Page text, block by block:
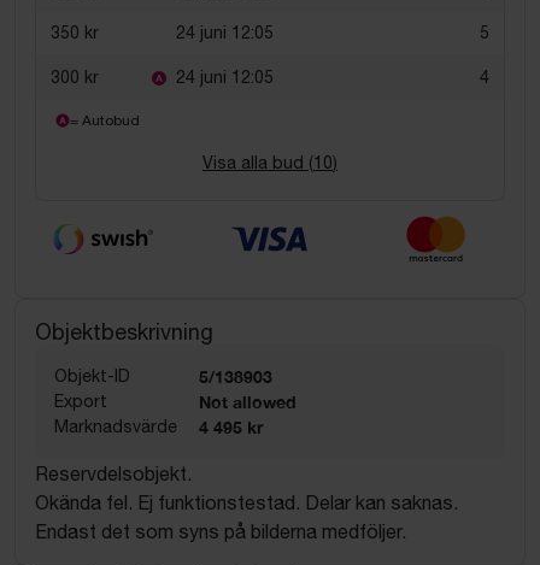
350 kr 24 juni 12:05 5
300 kr 24 juni 12:05 4
= Autobud
Visa alla bud (10)
Objektbeskrivning
Objekt-ID 5/138903
Export Not allowed
Marknadsvärde 4 495 kr
Reservdelsobjekt.
Okända fel. Ej funktionstestad. Delar kan saknas.
Endast det som syns på bilderna medföljer.